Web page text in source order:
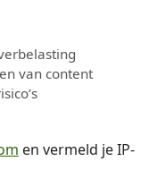
van content
en vermeld je IP-